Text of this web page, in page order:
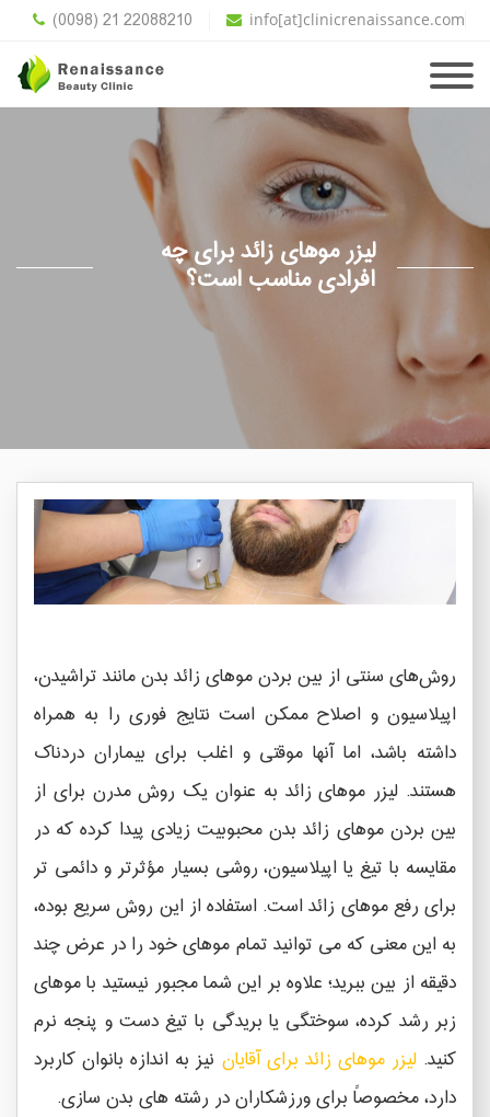
(0098) 21 22088210 info[at]clinicrenaissance.com
لیزر موهای زائد برای چه
افرادی مناسب است؟
روش‌های سنتی از بین بردن موهای زائد بدن مانند تراشیدن،
اپیلاسیون و اصلاح ممکن است نتایج فوری را به همراه
داشته باشد، اما آنها موقتی و اغلب برای بیماران دردناک
هستند. لیزر موهای زائد به عنوان یک روش مدرن برای از
بین بردن موهای زائد بدن محبوبیت زیادی پیدا کرده که در
مقایسه با تیغ یا اپیلاسیون، روشی بسیار مؤثرتر و دائمی تر
برای رفع موهای زائد است. استفاده از این روش سریع بوده،
به این معنی که می توانید تمام موهای خود را در عرض چند
دقیقه از بین ببرید؛ علاوه بر این شما مجبور نیستید با موهای
زبر رشد کرده، سوختگی یا بریدگی با تیغ دست و پنجه نرم
کنید.لیزر موهای زائد برای آقایان نیز به اندازه بانوان کاربرد
دارد، مخصوصاً برای ورزشکاران در رشته های بدن سازی.